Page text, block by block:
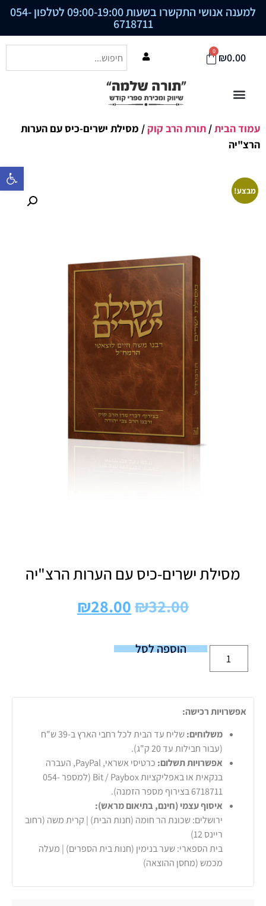
פתח סרגל
למענה אנושי התקשרו בשעות 09:00-19:00 לטלפון 054-
6718711
₪0.00
0
עמוד הבית/ תורת הרב קוק/ מסילת ישרים-כיס עם הערות
הרצ"יה
מבצע!
מסילת ישרים-כיס עם הערות הרצ"יה
₪32.00
₪28.00
הוספה לסל
אפשרויות רכישה:
משלוחים:
שליח עד הבית לכל רחבי הארץ ב-39 ש"ח
(עבור חבילות עד 20 ק"ג).
אפשרויות תשלום:
כרטיסי אשראי, PayPal, העברה
בנקאית או באפליקציות Bit / Paybox (למספר 054-
6718711 בצירוף מספר הזמנה).
איסוף עצמי (חינם, בתיאום מראש):
ירושלים: שכונת הר חומה (חנות הבית) | קרית משה (רחוב
ריינס 12)
בית הספארי: שער בנימין (חנות בית הספרים) | מעלה
מכמש (מחסן ההוצאה)